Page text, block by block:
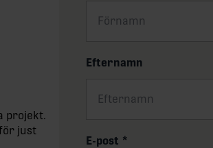
projekt.
just
Efternamn
E-post *